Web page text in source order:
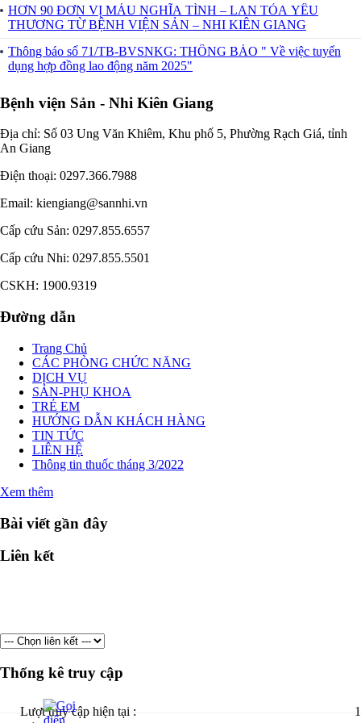
NHI
1/6
HƠN 90 ĐƠN VỊ MÁU NGHĨA TÌNH – LAN TỎA YÊU
THƯƠNG TỪ BỆNH VIỆN SẢN – NHI KIÊN GIANG
Thông báo số 71/TB-BVSNKG: THÔNG BÁO " Về việc tuyển
dụng hợp đồng lao động năm 2025"
Bệnh viện Sản - Nhi Kiên Giang
Địa chỉ: Số 03 Ung Văn Khiêm, Khu phố 5, Phường Rạch Giá, tỉnh
An Giang
Điện thoại: 0297.366.7988
Email: kiengiang@sannhi.vn
Cấp cứu Sản: 0297.855.6557
Cấp cứu Nhi: 0297.855.5501
CSKH: 1900.9319
Đường dẫn
Trang Chủ
CÁC PHÒNG CHỨC NĂNG
DỊCH VỤ
SẢN-PHỤ KHOA
TRẺ EM
HƯỚNG DẪN KHÁCH HÀNG
TIN TỨC
LIÊN HỆ
Thông tin thuốc tháng 3/2022
Xem thêm
Bài viết gần đây
Liên kết
Thống kê truy cập
Lượt truy cập hiện tại :
1